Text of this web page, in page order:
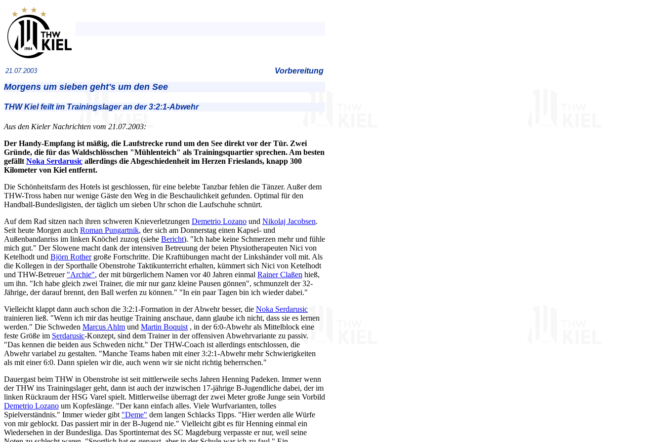
21.07.2003 Vorbereitung
Morgens um sieben geht's um den See
THW Kiel feilt im Trainingslager an der 3:2:1-Abwehr
Aus den Kieler Nachrichten vom 21.07.2003:
Der Handy-Empfang ist mäßig, die Laufstrecke rund um den See direkt vor der Tür. Zwei
Gründe, die für das Waldschlösschen "Mühlenteich" als Trainingsquartier sprechen. Am besten
gefällt Noka Serdarusic allerdings die Abgeschiedenheit im Herzen Frieslands, knapp 300
Kilometer von Kiel entfernt.
Die Schönheitsfarm des Hotels ist geschlossen, für eine belebte Tanzbar fehlen die Tänzer. Außer dem
THW-Tross haben nur wenige Gäste den Weg in die Beschaulichkeit gefunden. Optimal für den
Handball-Bundesligisten, der täglich um sieben Uhr schon die Laufschuhe schnürt.
Auf dem Rad sitzen nach ihren schweren Knieverletzungen Demetrio Lozano und Nikolaj Jacobsen.
Seit heute Morgen auch Roman Pungartnik, der sich am Donnerstag einen Kapsel- und
Außenbandanriss im linken Knöchel zuzog (siehe Bericht). "Ich habe keine Schmerzen mehr und fühle
mich gut." Der Slowene macht dank der intensiven Betreuung der beien Physiotherapeuten Nici von
Ketelhodt und Björn Rothergroße Fortschritte. Die Kraftübungen macht der Linkshänder voll mit. Als
die Kollegen in der Sporthalle Obenstrohe Taktikunterricht erhalten, kümmert sich Nici von Ketelhodt
und THW-Betreuer "Archie", der mit bürgerlichem Namen vor 40 Jahren einmal Rainer Claßen hieß,
um ihn. "Ich habe gleich zwei Trainer, die mir nur ganz kleine Pausen gönnen", schmunzelt der 32-
Jährige, der darauf brennt, den Ball werfen zu können." "In ein paar Tagen bin ich wieder dabei."
Vielleicht klappt dann auch schon die 3:2:1-Formation in der Abwehr besser, die Noka Serdarusic
trainieren ließ. "Wenn ich mir das heutige Training anschaue, dann glaube ich nicht, dass sie es lernen
werden." Die Schweden Marcus Ahlm und Martin Boquist , in der 6:0-Abwehr als Mittelblock eine
feste Größe im Serdarusic-Konzept, sind dem Trainer in der offensiven Abwehrvariante zu passiv.
"Das kennen die beiden aus Schweden nicht." Der THW-Coach ist allerdings entschlossen, die
Abwehr variabel zu gestalten. "Manche Teams haben mit einer 3:2:1-Abwehr mehr Schwierigkeiten
als mit einer 6:0. Dann spielen wir die, auch wenn wir sie nicht richtig beherrschen."
Dauergast beim THW in Obenstrohe ist seit mittlerweile sechs Jahren Henning Padeken. Immer wenn
der THW ins Trainingslager geht, dann ist auch der inzwischen 17-jährige B-Jugendliche dabei, der im
linken Rückraum der HSG Varel spielt. Mittlerweilse überragt der zwei Meter große Junge sein Vorbild
Demetrio Lozano um Kopfeslänge. "Der kann einfach alles. Viele Wurfvarianten, tolles
Spielverständnis." Immer wieder gibt "Deme" dem langen Schlacks Tipps. "Hier werden alle Würfe
von mir geblockt. Das passiert mir in der B-Jugend nie." Vielleicht gibt es für Henning einmal ein
Wiedersehen in der Bundesliga. Das Sportinternat des SC Magdeburg verpasste er nur, weil seine